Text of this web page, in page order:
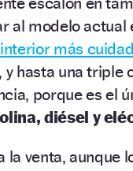
al modelo actual
interior más
hasta una triple
porque es el
diésel y
la venta, aunque